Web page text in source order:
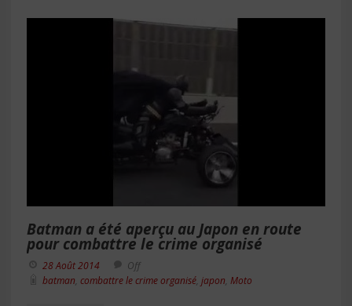
Batman a été aperçu au Japon en route
pour combattre le crime organisé
28 Août 2014
Off
batman combattre le crime organisé japon Moto